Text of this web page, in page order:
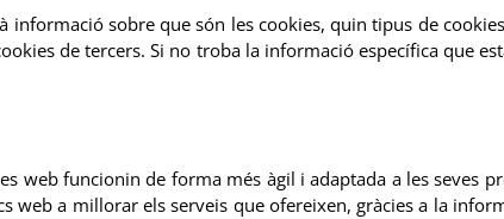
sobre que són les cookies, quin tipus de
de tercers. Si no troba la informació específica que
web funcionin de forma més àgil i adaptada a les seves
a millorar els serveis que ofereixen, gràcies a la